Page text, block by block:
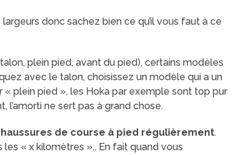
donc sachez bien ce qu’il vous faut à ce
plein pied, avant du pied), certains modèles
avec le talon, choisissez un modèle qui a un
plein pied », les Hoka par exemple sont top pur
l’amorti ne sert pas à grand chose.
de course à pied régulièrement.
les « x kilomètres ».. En fait quand vous